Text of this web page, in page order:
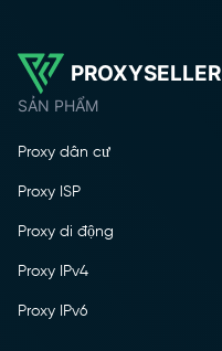
PROXYSELLER
SẢN PHẨM
Proxy dân cư
Proxy ISP
Proxy di động
Proxy IPv4
Proxy IPv6